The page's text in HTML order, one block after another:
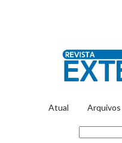
Atual Arquivos